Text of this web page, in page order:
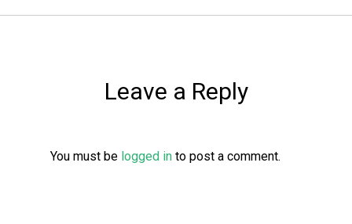
Leave a Reply
You must be logged in to post a comment.